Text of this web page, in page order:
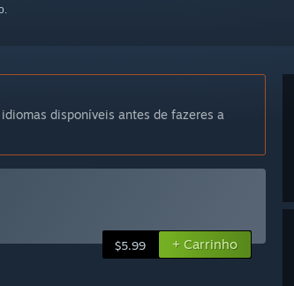
disponíveis antes de fazeres a
$5.99 + Carrinho